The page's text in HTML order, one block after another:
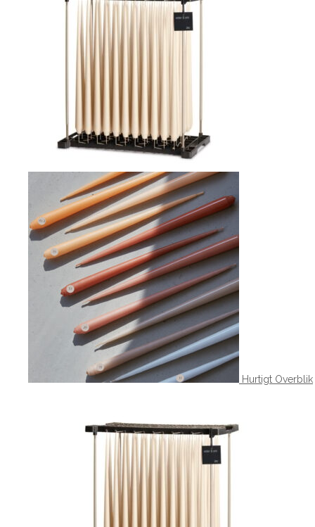
Hurtigt Overblik